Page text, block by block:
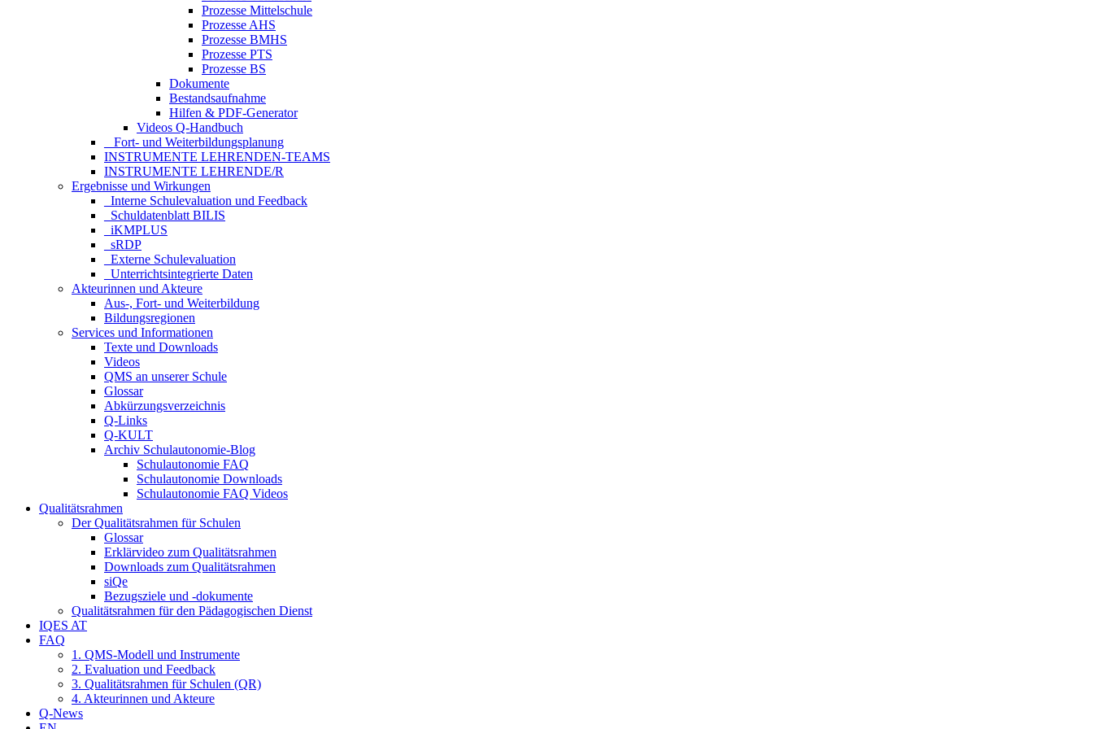
Prozesse Mittelschule
Prozesse AHS
Prozesse BMHS
Prozesse PTS
Prozesse BS
Dokumente
Bestandsaufnahme
Hilfen & PDF-Generator
Videos Q-Handbuch
_ Fort- und Weiterbildungsplanung
INSTRUMENTE LEHRENDEN-TEAMS
INSTRUMENTE LEHRENDE/R
Ergebnisse und Wirkungen
_Interne Schulevaluation und Feedback
_Schuldatenblatt BILIS
_iKMPLUS
_sRDP
_Externe Schulevaluation
_Unterrichtsintegrierte Daten
Akteurinnen und Akteure
Aus-, Fort- und Weiterbildung
Bildungsregionen
Services und Informationen
Texte und Downloads
Videos
QMS an unserer Schule
Glossar
Abkürzungsverzeichnis
Q-Links
Q-KULT
Archiv Schulautonomie-Blog
Schulautonomie FAQ
Schulautonomie Downloads
Schulautonomie FAQ Videos
Qualitätsrahmen
Der Qualitätsrahmen für Schulen
Glossar
Erklärvideo zum Qualitätsrahmen
Downloads zum Qualitätsrahmen
siQe
Bezugsziele und -dokumente
Qualitätsrahmen für den Pädagogischen Dienst
IQES AT
FAQ
1. QMS-Modell und Instrumente
2. Evaluation und Feedback
3. Qualitätsrahmen für Schulen (QR)
4. Akteurinnen und Akteure
Q-News